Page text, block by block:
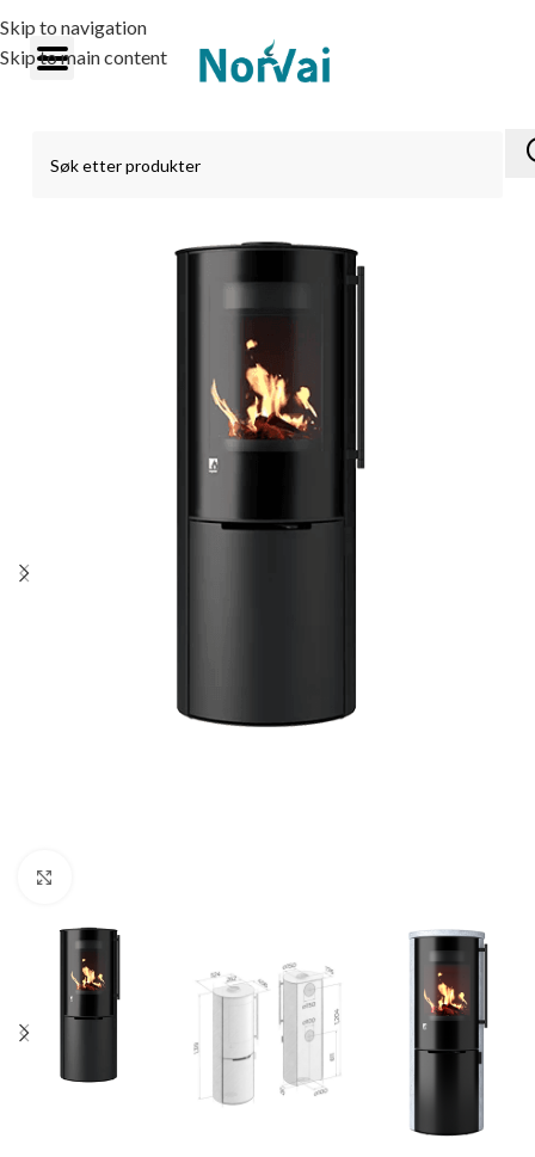
Skip to navigation
Skip to main content